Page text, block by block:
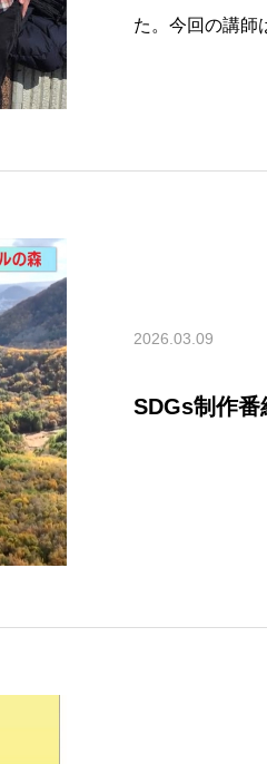
た。今回の講師
る
2026.03.09
SDGs制作番